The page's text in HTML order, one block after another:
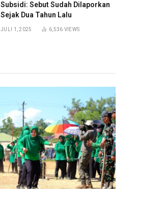
Subsidi: Sebut Sudah Dilaporkan
Sejak Dua Tahun Lalu
JULI 1, 2025 6,536 VIEWS